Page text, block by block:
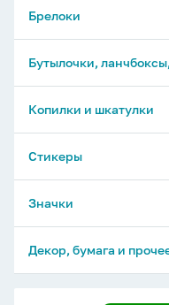
Брелоки
Бутылочки,
Копилки и шкатулки
Стикеры
Значки
Декор, бумага и